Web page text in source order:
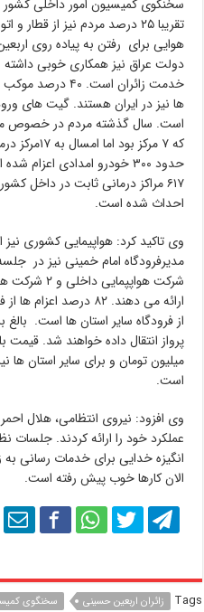
سخنگوی کمیسیون امور داخلی
هوایی برای رفتن به پیاده روی
دولت عراق نیز همکاری خوبی
ها نیز در ایران هستند. گیت های
است. سال گذشته مردم در خصوص
که ۷ مرکز
۶۱۷ مراکز درمانی ثابت در داخل
احداث شده است.
وی تاکید کرد: هواپیمایی کشوری
شرکت
ارائه می دهند. ۸۲ درصد
است.
وی افزود: نیروی انتظامی، هلال
عملکرد خود را ارائه کردند. جلسات
انگیزه خدایی برای خدمات رسانی
الان کارها خوب پیش رفته است.
Tags زائران اربعین حسینی سخنگوی